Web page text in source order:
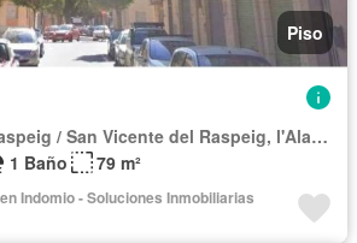
Piso
Sant Vicent del Raspeig / San Vicente del Raspeig, l'Alacantí
1 Baño 79 m²
Indomio - Soluciones Inmobiliarias